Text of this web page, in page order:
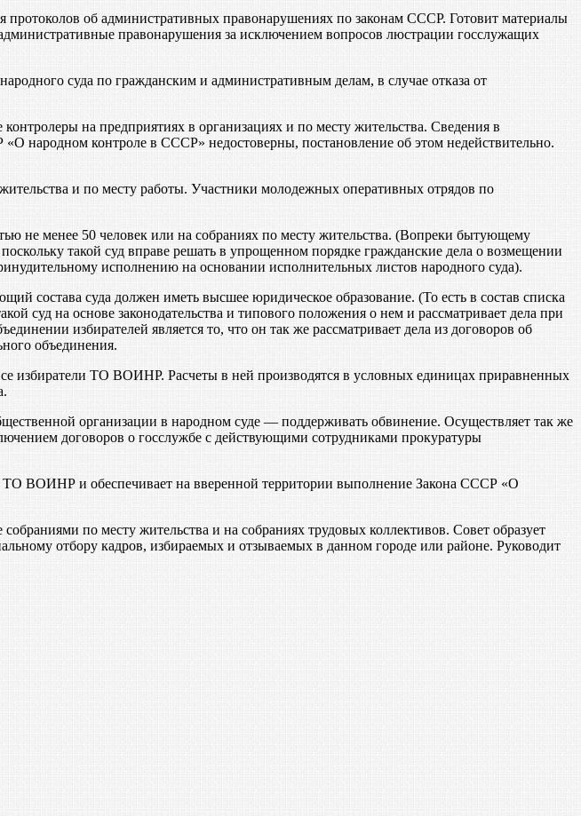
протоколов об административных правонарушениях по законам СССР. Готовит материалы
правонарушения за исключением вопросов люстрации госслужащих
суда по гражданским и административным делам, в случае отказа от
на предприятиях в организациях и по месту жительства. Сведения в
народном контроле в СССР» недостоверны, постановление об этом недействительно.
и по месту работы. Участники молодежных оперативных отрядов по
не менее 50 человек или на собраниях по месту жительства. (Вопреки бытующему
такой суд вправе решать в упрощенном порядке гражданские дела о возмещении
исполнению на основании исполнительных листов народного суда).
состава суда должен иметь высшее юридическое образование. (То есть в состав списка
суд на основе законодательства и типового положения о нем и рассматривает дела при
избирателей является то, что он так же рассматривает дела из договоров об
объединения.
избиратели ТО ВОИНР. Расчеты в ней производятся в условных единицах приравненных
организации в народном суде — поддерживать обвинение. Осуществляет так же
договоров о госслужбе с действующими сотрудниками прокуратуры
ТО ВОИНР и обеспечивает на вверенной территории выполнение Закона СССР «О
по месту жительства и на собраниях трудовых коллективов. Совет образует
отбору кадров, избираемых и отзываемых в данном городе или районе. Руководит